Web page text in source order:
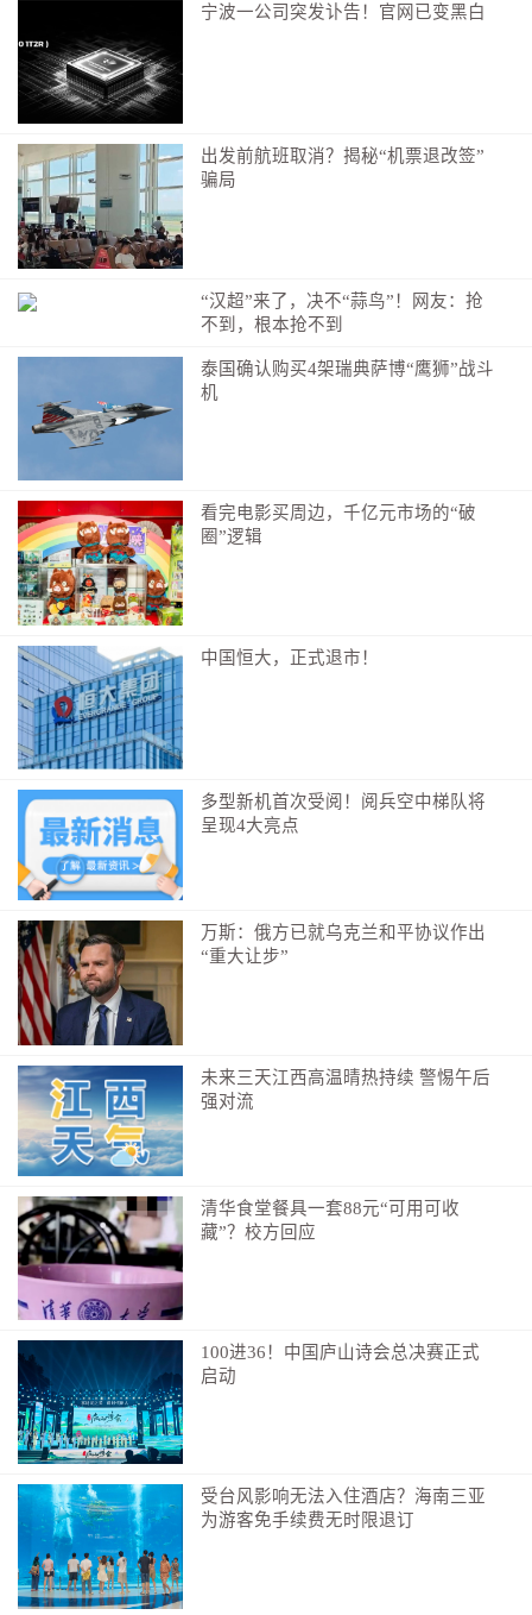
宁波一公司突发讣告！官网已变黑白
出发前航班取消？揭秘“机票退改签”
骗局
“汉超”来了，决不“蒜鸟”！网友：抢
不到，根本抢不到
泰国确认购买4架瑞典萨博“鹰狮”战斗
机
看完电影买周边，千亿元市场的“破
圈”逻辑
中国恒大，正式退市！
多型新机首次受阅！阅兵空中梯队将
呈现4大亮点
万斯：俄方已就乌克兰和平协议作出
“重大让步”
未来三天江西高温晴热持续 警惕午后
强对流
清华食堂餐具一套88元“可用可收
藏”？校方回应
100进36！中国庐山诗会总决赛正式
启动
受台风影响无法入住酒店？海南三亚
为游客免手续费无时限退订